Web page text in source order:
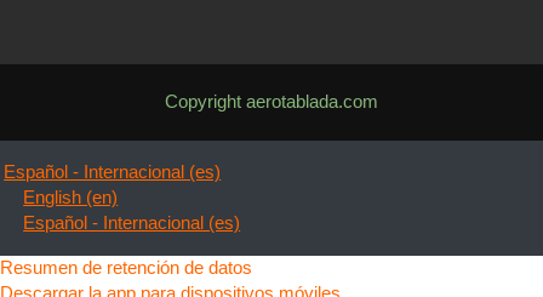
Copyright aerotablada.com
Español - Internacional ‎(es)‎
English ‎(en)‎
Español - Internacional ‎(es)‎
Resumen de retención de datos